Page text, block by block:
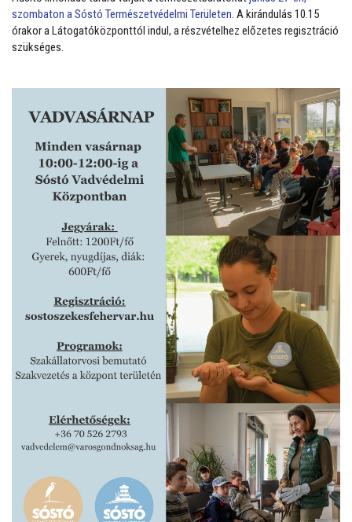
szombaton a Sóstó Természetvédelmi Területen. A kirándulás 10.15
órakor a Látogatóközponttól indul, a részvételhez előzetes regisztráció
szükséges.